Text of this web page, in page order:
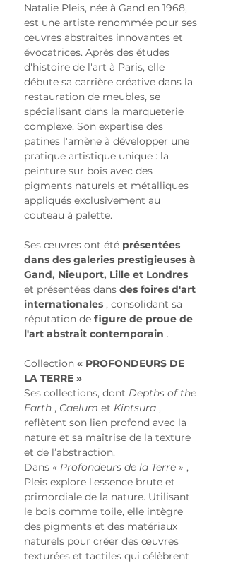
Natalie Pleis, née à Gand en 1968,
est une artiste renommée pour ses
œuvres abstraites innovantes et
évocatrices. Après des études
d'histoire de l'art à Paris, elle
débute sa carrière créative dans la
restauration de meubles, se
spécialisant dans la marqueterie
complexe. Son expertise des
patines l'amène à développer une
pratique artistique unique : la
peinture sur bois avec des
pigments naturels et métalliques
appliqués exclusivement au
couteau à palette.
Ses œuvres ont été présentées
dans des galeries prestigieuses à
Gand, Nieuport, Lille et Londres
et présentées dans des foires d'art
internationales , consolidant sa
réputation de figure de proue de
l'art abstrait contemporain .
Collection « PROFONDEURS DE
LA TERRE »
Ses collections, dont Depths of the
Earth , Caelum et Kintsura ,
reflètent son lien profond avec la
nature et sa maîtrise de la texture
et de l’abstraction.
Dans « Profondeurs de la Terre » ,
Pleis explore l'essence brute et
primordiale de la nature. Utilisant
le bois comme toile, elle intègre
des pigments et des matériaux
naturels pour créer des œuvres
texturées et tactiles qui célèbrent